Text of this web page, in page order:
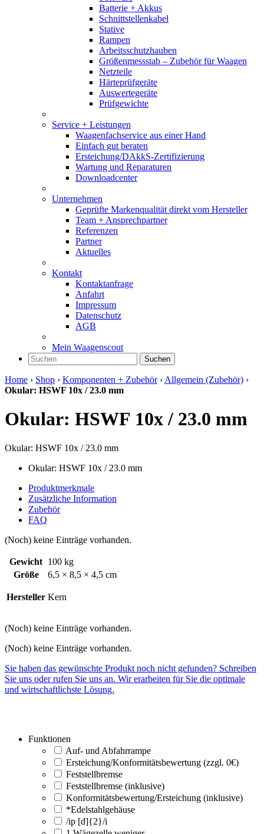
Batterie + Akkus
Schnittstellenkabel
Stative
Rampen
Arbeitsschutzhauben
Größenmessstab – Zubehör für Waagen
Netzteile
Härteprüfgeräte
Auswertegeräte
Prüfgewichte
Service + Leistungen
Waagenfachservice aus einer Hand
Einfach gut beraten
Ersteichung/DAkkS-Zertifizierung
Wartung und Reparaturen
Downloadcenter
Unternehmen
Geprüfte Markenqualität direkt vom Hersteller
Team + Ansprechpartner
Referenzen
Partner
Aktuelles
Kontakt
Kontaktanfrage
Anfahrt
Impressum
Datenschutz
AGB
Mein Waagenscout
Suchen
Home › Shop › Komponenten + Zubehör› Allgemein (Zubehör) ›
Okular: HSWF 10x / 23.0 mm
Okular: HSWF 10x / 23.0 mm
Okular: HSWF 10x / 23.0 mm
Okular: HSWF 10x / 23.0 mm
Produktmerkmale
Zusätzliche Information
Zubehör
FAQ
(Noch) keine Einträge vorhanden.
Gewicht 100 kg
Größe
6,5 × 8,5 × 4,5 cm
Hersteller Kern
(Noch) keine Einträge vorhanden.
(Noch) keine Einträge vorhanden.
Sie haben das gewünschte Produkt noch nicht gefunden? Schreiben
Sie uns oder rufen Sie uns an. Wir erarbeiten für Sie die optimale
und wirtschaftlichste Lösung.
Funktionen
Auf- und Abfahrrampe
Ersteichung/Konformitätsbewertung (zzgl. 0€)
Feststellbremse
Feststellbremse (inklusive)
Konformitätsbewertung/Ersteichung (inklusive)
*Edelstahlgehäuse
/ip [d]{2}/i